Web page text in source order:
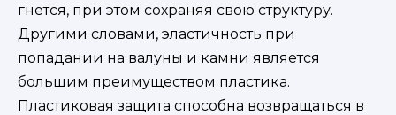
гнется, при этом сохраняя свою структуру.
Другими словами, эластичность при
попадании на валуны и камни является
большим преимуществом пластика.
Пластиковая защита способна возвращаться в